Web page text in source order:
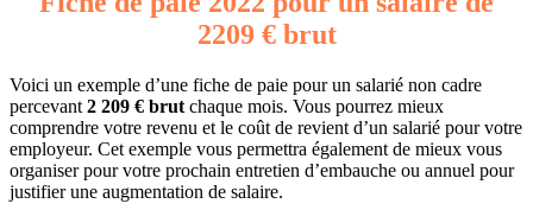
2209 € brut
Voici un exemple d’une fiche de paie pour un salarié non cadre
percevant 2 209 € brut chaque mois. Vous pourrez mieux
comprendre votre revenu et le coût de revient d’un salarié pour votre
employeur. Cet exemple vous permettra également de mieux vous
organiser pour votre prochain entretien d’embauche ou annuel pour
justifier une augmentation de salaire.